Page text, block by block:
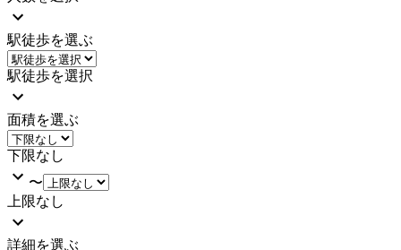
駅徒歩を選ぶ
駅徒歩を選択
面積を選ぶ
下限なし
〜
上限なし
詳細を選ぶ